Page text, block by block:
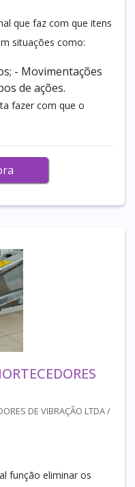
que faz com que itens
situações como:
- Movimentações
de ações.
fazer com que o
DE VIBRAÇÃO LTDA /
função eliminar os